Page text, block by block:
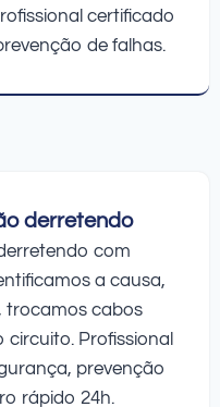
certificado
de falhas.
derretendo
com
a causa,
trocamos cabos
Profissional
prevenção
rápido 24h.